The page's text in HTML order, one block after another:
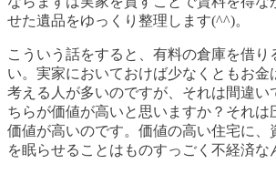
せた遺品をゆっくり整理します(^^)。
こういう話をすると、有料の倉庫を借り
い。実家においておけば少なくともお金
考える人が多いのですが、それは間違い
ちらが価値が高いと思いますか？それは
価値が高いのです。価値の高い住宅に、
を眠らせることはものすっごく不経済な